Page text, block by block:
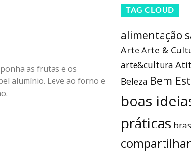
as frutas e os
alumínio. Leve ao forno e
TAG CLOUD
alimentação
Arte Arte &
arte&cultura
Beleza Bem
boas
práticas